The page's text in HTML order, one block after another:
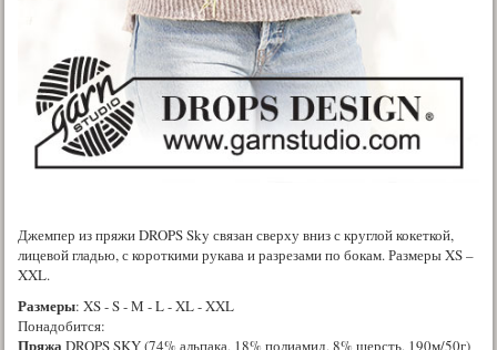
Джемпер из пряжи DROPS Sky связан сверху вниз с круглой кокеткой,
лицевой гладью, с короткими рукава и разрезами по бокам. Размеры XS –
XXL.
Размеры: XS - S - M - L - XL - XXL
Понадобится:
ПряжаDROPS SKY (74% альпака, 18% полиамид, 8% шерсть, 190м/50г)